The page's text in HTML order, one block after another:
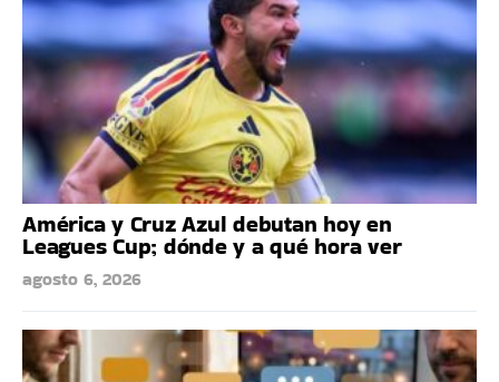
América y Cruz Azul debutan hoy en
Leagues Cup; dónde y a qué hora ver
agosto 6, 2026